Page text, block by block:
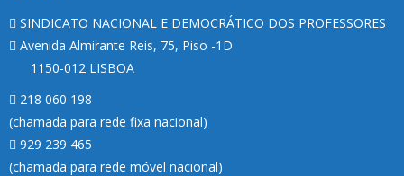
SINDICATO NACIONAL E DEMOCRÁTICO DOS PROFESSORES
Avenida Almirante Reis, 75, Piso -1D
1150-012 LISBOA
218 060 198
(chamada para rede fixa nacional)
929 239 465
(chamada para rede móvel nacional)